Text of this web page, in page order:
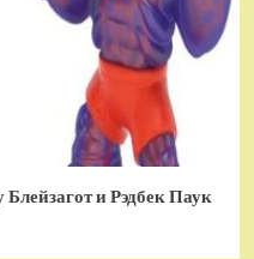
и Рэдбек Паук